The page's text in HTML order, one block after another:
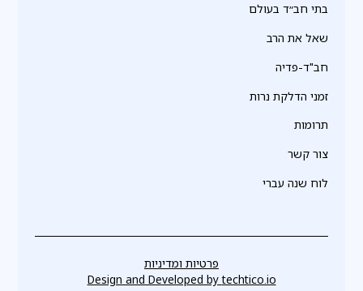
בתי חב״ד בעולם
שאל את הרב
חב"ד-פדיה
זמני הדלקת נרות
תרומות
צור קשר
לוח שנה עברי
פרטיות ומדיניות
Design and Developed bytechtico.io